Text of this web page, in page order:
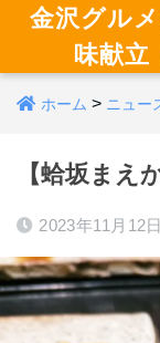
金沢グル
味献立
ホーム > ニュー
【蛤坂まえ
2023年11月12日